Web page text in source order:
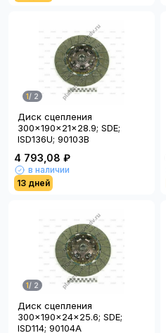
1/ 2
Диск сцепления
300x190x21x28.9; SDE;
ISD136U; 90103B
4 793,08 ₽
в наличии
13 дней
1/ 2
Диск сцепления
300x190x24x25.6; SDE;
ISD114; 90104A